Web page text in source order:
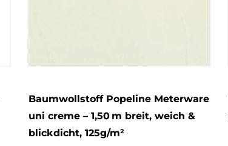
Baumwollstoff Popeline Meterware
uni creme – 1,50 m breit, weich &
blickdicht, 125g/m²